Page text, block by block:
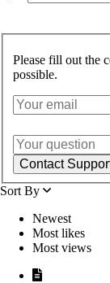
Please fill out the
possible.
Sort By
Newest
Most likes
Most views